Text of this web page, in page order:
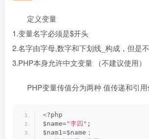
定义变量
1.变量名字必须是$开头
2.名字由字母,数字和下划线_构成，但是
3.PHP本身允许中文变量 （不建议使用）
PHP变量传值分为两种 值传递和引
<?php
$name="李四" ;
$nam1=$name；